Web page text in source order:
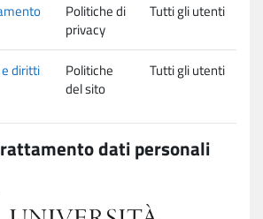
Politiche di
privacy
Tutti gli utenti
diritti
Politiche
del sito
Tutti gli utenti
dati personali